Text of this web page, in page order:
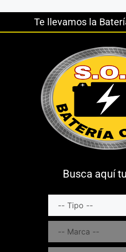
Te llevamos la
Busca aquí